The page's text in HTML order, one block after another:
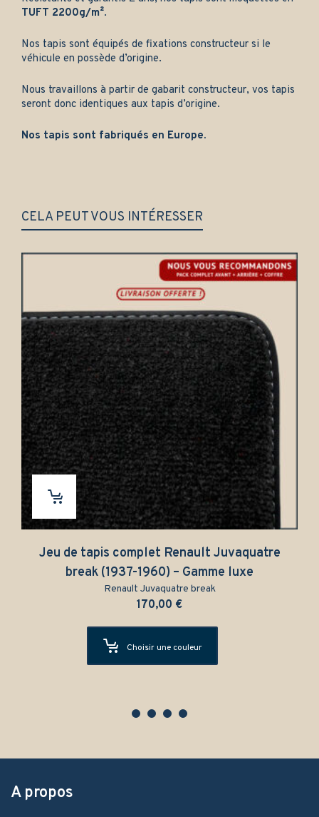
TUFT 2200g/m².
Nos tapis sont équipés de fixations constructeur si le
véhicule en possède d’origine.
Nous travaillons à partir de gabarit constructeur, vos tapis
seront donc identiques aux tapis d’origine.
Nos tapis sont fabriqués en Europe.
CELA PEUT VOUS INTÉRESSER
Jeu de tapis complet Renault Juvaquatre
break (1937-1960) – Gamme luxe
Renault Juvaquatre break
170,00 €
Choisir une couleur
A propos